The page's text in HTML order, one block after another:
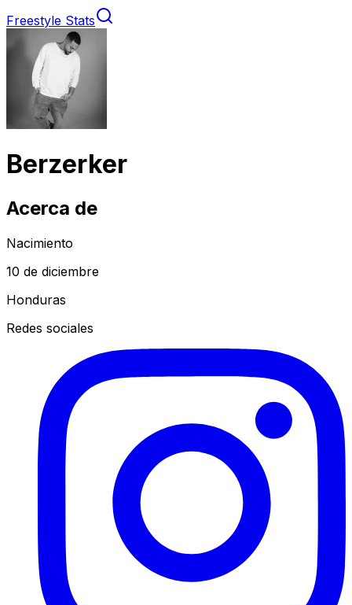
Freestyle Stats
Berzerker
Acerca de
Nacimiento
10 de diciembre
Honduras
Redes sociales